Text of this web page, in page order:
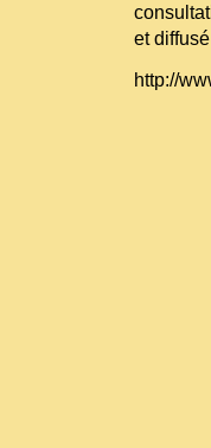
et
http://